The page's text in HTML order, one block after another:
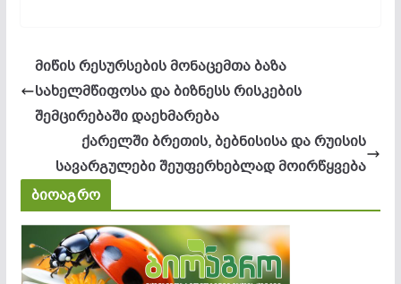
მიწის რესურსების მონაცემთა ბაზა
სახელმწიფოსა და ბიზნესს რისკების
შემცირებაში დაეხმარება
ქარელში ბრეთის, ბებნისისა და რუისის
სავარგულები შეუფერხებლად მოირწყვება
ბიოაგრო